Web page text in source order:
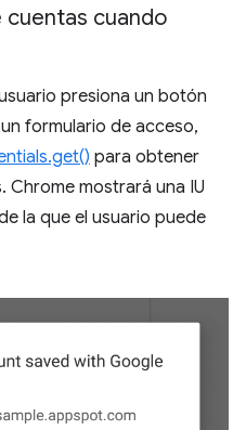
cuando
presiona un botón
formulario de acceso,
para obtener
Chrome mostrará una IU
la que el usuario puede